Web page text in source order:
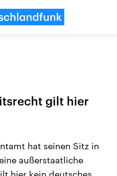
USA
gilt hier
hat seinen Sitz in
außerstaatliche